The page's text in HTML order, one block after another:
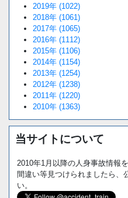
2019年 (1022)
2018年 (1061)
2017年 (1065)
2016年 (1112)
2015年 (1106)
2014年 (1154)
2013年 (1254)
2012年 (1238)
2011年 (1220)
2010年 (1363)
当サイトについて
2010年1月以降の人身事故情報
間違い等見つけられましたら、
い。